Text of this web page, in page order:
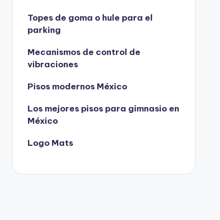
Topes de goma o hule para el
parking
Mecanismos de control de
vibraciones
Pisos modernos México
Los mejores pisos para gimnasio en
México
Logo Mats